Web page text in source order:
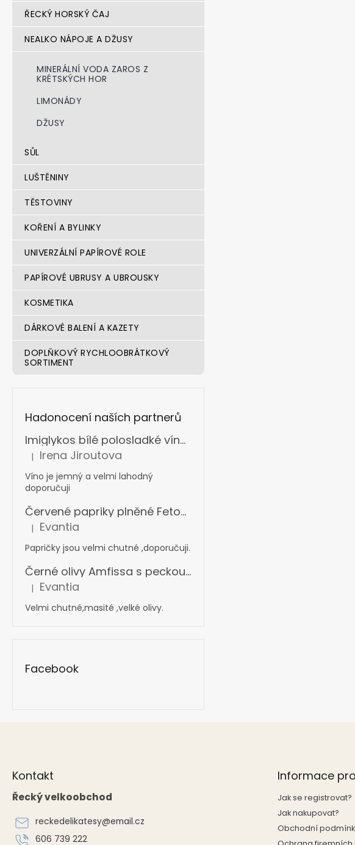
ŘECKÝ HORSKÝ ČAJ
NEALKO NÁPOJE A DŽUSY
MINERÁLNÍ VODA ZAROS Z
KRÉTSKÝCH HOR
LIMONÁDY
DŽUSY
SŮL
LUŠTĚNINY
TĚSTOVINY
KOŘENÍ A BYLINKY
UNIVERZÁLNÍ PAPÍROVÉ ROLE
PAPÍROVÉ UBRUSY A UBROUSKY
KOSMETIKA
DÁRKOVÉ BALENÍ A KAZETY
DOPLŇKOVÝ RYCHLOOBRÁTKOVÝ
SORTIMENT
Hadonocení naších partnerů
Imiglykos bílé polosladké víno box s ventilkem 5 l
Hodnocení produktu je 5 z 5 hvězdiček.
| Irena Jiroutova
Víno je jemný a velmi lahodný
doporučuji
Červené papriky plněné Fetou v oleji s bylinkami 360 g
Hodnocení produktu je 5 z 5 hvězdiček.
| Evantia
Papričky jsou velmi chutné ,doporučuji.
Černé olivy Amfissa s peckou mamouth 4,4 kg
Hodnocení produktu je 5 z 5 hvězdiček.
| Evantia
Velmi chutné,masité ,velké olivy.
Facebook
Kontakt
Řecký velkoobchod
reckedelikatesy@email.cz
606 739 222
Informace
Jak se registrovat?
Jak nakupovat?
Obchodní